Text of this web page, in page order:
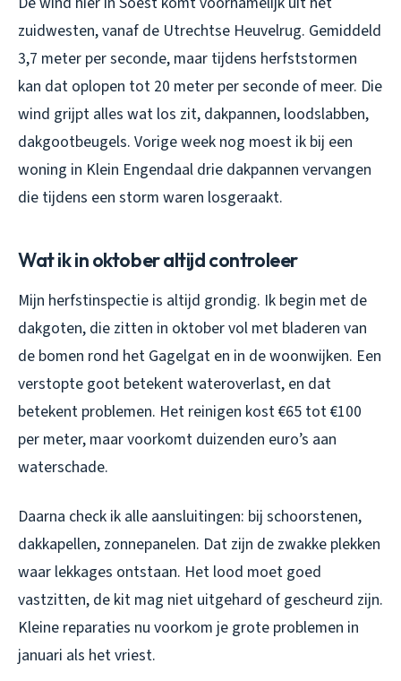
zuidwesten, vanaf de Utrechtse Heuvelrug. Gemiddeld
3,7 meter per seconde, maar tijdens herfststormen
kan dat oplopen tot 20 meter per seconde of meer. Die
wind grijpt alles wat los zit, dakpannen, loodslabben,
dakgootbeugels. Vorige week nog moest ik bij een
woning in Klein Engendaal drie dakpannen vervangen
die tijdens een storm waren losgeraakt.
Wat ik in oktober altijd controleer
Mijn herfstinspectie is altijd grondig. Ik begin met de
dakgoten, die zitten in oktober vol met bladeren van
de bomen rond het Gagelgat en in de woonwijken. Een
verstopte goot betekent wateroverlast, en dat
betekent problemen. Het reinigen kost €65 tot €100
per meter, maar voorkomt duizenden euro’s aan
waterschade.
Daarna check ik alle aansluitingen: bij schoorstenen,
dakkapellen, zonnepanelen. Dat zijn de zwakke plekken
waar lekkages ontstaan. Het lood moet goed
vastzitten, de kit mag niet uitgehard of gescheurd zijn.
Kleine reparaties nu voorkom je grote problemen in
januari als het vriest.